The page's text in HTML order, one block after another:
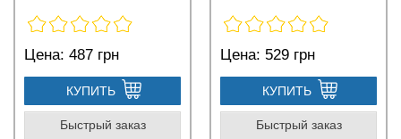
Цена: 487 грн
КУПИТЬ
Быстрый заказ
Цена: 529 грн
КУПИТЬ
Быстрый заказ